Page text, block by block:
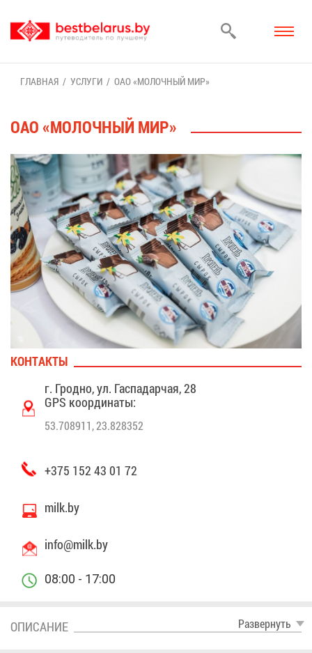
ГЛАВ­НАЯ УСЛУ­ГИ ОАО «МО­ЛОЧ­НЫЙ МИР»
ОАО «МО­ЛОЧ­НЫЙ МИР»
КОН­ТАК­ТЫ
г. Грод­но, ул. Гас­па­дар­чая, 28
GPS ко­ор­ди­на­ты:
53.708911, 23.828352
+375 152 43 01 72
milk.by
info@​milk.​by
08:00 - 17:00
Раз­вер­нуть
ОПИ­СА­НИЕ